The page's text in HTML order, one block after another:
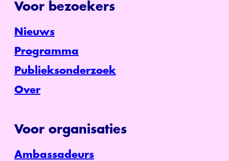
Voor bezoekers
Nieuws
Programma
Publieksonderzoek
Over
Voor organisaties
Ambassadeurs